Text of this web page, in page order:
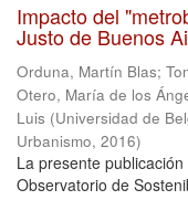
Impacto del
Justo de Buenos
Orduna, Martín Blas;
Otero, María de los
Luis (Universidad de
Urbanismo, 2016)
La presente
Observatorio de